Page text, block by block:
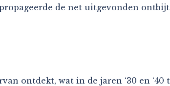
de net uitgevonden
ontdekt, wat in de jaren ‘30 en